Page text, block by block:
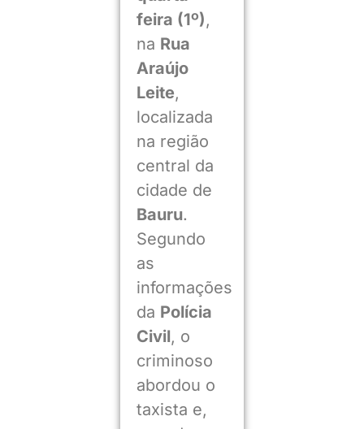
feira (1º),
na Rua
Araújo
Leite,
localizada
na região
central da
cidade de
Bauru.
Segundo
as
informações
da Polícia
Civil, o
criminoso
abordou o
taxista e,